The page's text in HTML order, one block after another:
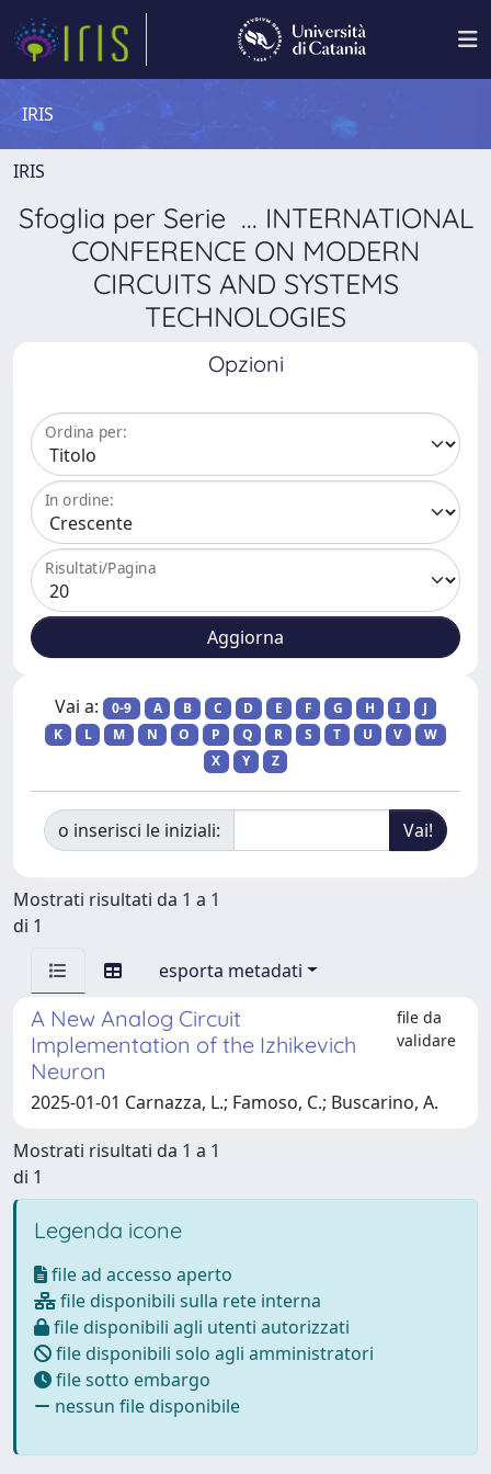
IRIS
IRIS
Sfoglia per Serie ... INTERNATIONAL
CONFERENCE ON MODERN
CIRCUITS AND SYSTEMS
TECHNOLOGIES
Opzioni
Ordina per:
In ordine:
Risultati/Pagina
Vai a: 0-9 A B C D E F G H I
J
K
L M N O P Q R S T U V
W
X
Y Z
o inserisci le iniziali:
Mostrati risultati da 1 a 1
di 1
esporta metadati
A New Analog Circuit
Implementation of the Izhikevich
Neuron
file da
validare
2025-01-01 Carnazza, L.; Famoso, C.; Buscarino, A.
Mostrati risultati da 1 a 1
di 1
Legenda icone
file ad accesso aperto
file disponibili sulla rete interna
file disponibili agli utenti autorizzati
file disponibili solo agli amministratori
file sotto embargo
nessun file disponibile